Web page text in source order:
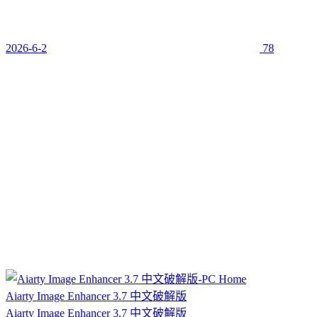
2026-6-2 78
Aiarty Image Enhancer 3.7 中文破解版
Aiarty Image Enhancer 3.7 中文破解版